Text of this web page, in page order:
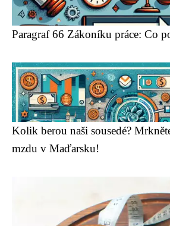
Paragraf 66 Zákoníku práce: Co
Kolik berou naši sousedé?
mzdu v Maďarsku!